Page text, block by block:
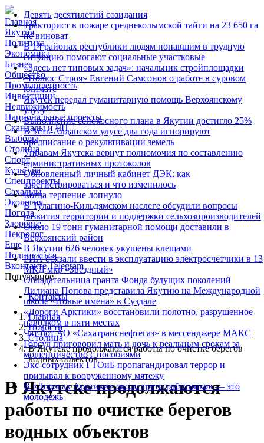
Главная
Якутия
Политика
Экономика
Бизнес
Общество
Промышленность
Инвестиции
Недвижимость
Национальные проекты
Скандалы и ЧП
Выборы
Столица
Спорт
Культура
Спецпроекты
Сахалыы
Экология
Погода
Здоровье
Некролог
Еще
Подписаться
ВконтактеTelegram
Популярное
Девять десятилетий созидания
Тракторист в пожаре среднеколымской тайги на 23 650 га
не виноват
В 14 районах республики людям попавшим в трудную
ситуацию помогают социальные участковые
«Здесь нет типовых задач»: начальник стройплощадки
«Полюс Строя» Евгений Самсонов о работе в суровом
климате
Якутск передал гуманитарную помощь Верхоянскому
улусу
Выполнение сенокосного плана в Якутии достигло 25%
В Усть-Алданском улусе два года игнорируют
предписание о рекультивации земель
Управам Якутска вернут полномочия по составлению
административных протоколов
Обновленный личный кабинет ДЭК: как
зарегистрироваться и что изменилось
Когда терпение лопнуло
В Тулагино-Кильдямском наслеге обсудили вопросы
развития территории и поддержки сельхозпроизводителей
Около 19 тонн гуманитарной помощи доставили в
Верхоянский район
В Якутии 626 человек укушены клещами
РИА обязали ввести в эксплуатацию электросчетчики в 13
МКД мкр «Звездный»
Обладательница гранта Фонда будущих поколений
Лилиана Попова представила Якутию на Международной
школе «Новые имена» в Суздале
«Дороги Арктики» восстановили полотно, разрушенное
паводком в пяти местах
Чат-бот АО «Сахатранснефтегаз» в мессенджере МАКС
Горсуд приговорил мать и дочь к реальным срокам за
мошенничество с пособиями
Экс-сотрудник ГТОиБ пропагандировал террор и
призывал к вооруженному мятежу
В «Дорогах Арктики» около трети работников — это
молодежь
Контакты
Главная
Новости
Столица
В Якутске продолжаются работы по очистке берегов
водных объектов
В Якутске продолжаются
работы по очистке берегов
водных объектов